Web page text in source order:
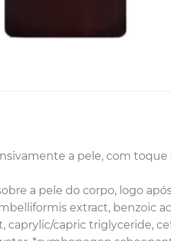
a pele, com toque
a pele do corpo, logo
extract, benzoic
caprylic/capric triglyceride,